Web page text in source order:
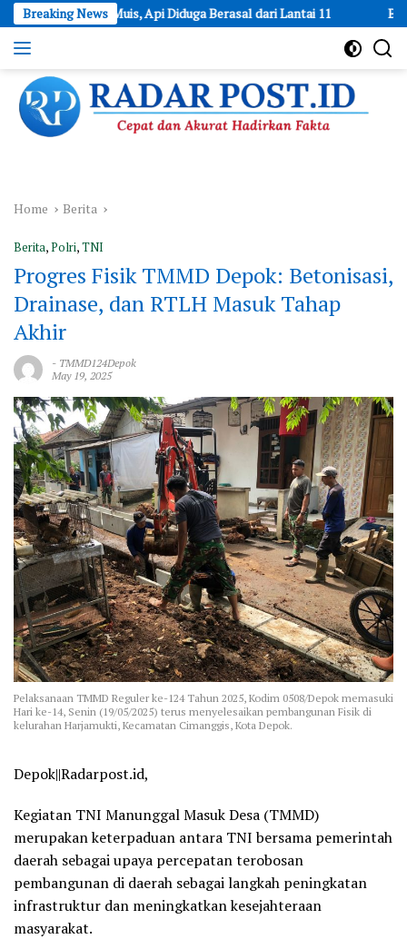
Skip
to
content
Breaking News
Abdul Muis, Api Diduga Berasal dari Lantai 11 Buka Peluang
dan
Akurat
Hadirkan
Fakta
Home Berita
Berita,Polri,TNI
Progres Fisik TMMD Depok: Betonisasi,
Drainase, dan RTLH Masuk Tahap
Akhir
- TMMD124Depok
May 19, 2025
Pelaksanaan TMMD Reguler ke-124 Tahun 2025, Kodim 0508/Depok memasuki
Hari ke-14, Senin (19/05/2025) terus menyelesaikan pembangunan Fisik di
kelurahan Harjamukti, Kecamatan Cimanggis, Kota Depok.
Depok||Radarpost.id,
Kegiatan TNI Manunggal Masuk Desa (TMMD)
merupakan keterpaduan antara TNI bersama pemerintah
daerah sebagai upaya percepatan terobosan
pembangunan di daerah sebagai langkah peningkatan
infrastruktur dan meningkatkan kesejahteraan
masyarakat.